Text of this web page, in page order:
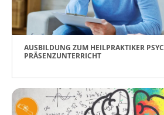
AUSBILDUNG ZUM HEILPRAKTIKER
PRÄSENZUNTERRICHT